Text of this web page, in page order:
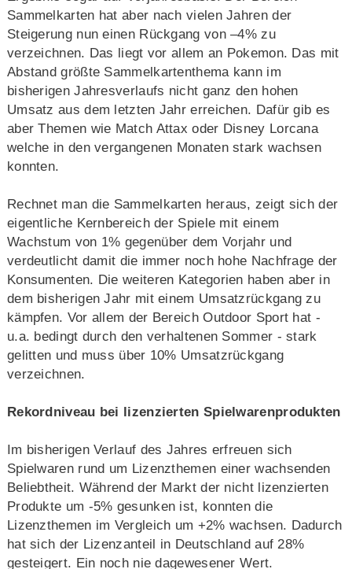
Sammelkarten hat aber nach vielen Jahren der
Steigerung nun einen Rückgang von –4% zu
verzeichnen. Das liegt vor allem an Pokemon. Das mit
Abstand größte Sammelkartenthema kann im
bisherigen Jahresverlaufs nicht ganz den hohen
Umsatz aus dem letzten Jahr erreichen. Dafür gib es
aber Themen wie Match Attax oder Disney Lorcana
welche in den vergangenen Monaten stark wachsen
konnten.
Rechnet man die Sammelkarten heraus, zeigt sich der
eigentliche Kernbereich der Spiele mit einem
Wachstum von 1% gegenüber dem Vorjahr und
verdeutlicht damit die immer noch hohe Nachfrage der
Konsumenten. Die weiteren Kategorien haben aber in
dem bisherigen Jahr mit einem Umsatzrückgang zu
kämpfen. Vor allem der Bereich Outdoor Sport hat -
u.a. bedingt durch den verhaltenen Sommer - stark
gelitten und muss über 10% Umsatzrückgang
verzeichnen.
Rekordniveau bei lizenzierten Spielwarenprodukten
Im bisherigen Verlauf des Jahres erfreuen sich
Spielwaren rund um Lizenzthemen einer wachsenden
Beliebtheit. Während der Markt der nicht lizenzierten
Produkte um -5% gesunken ist, konnten die
Lizenzthemen im Vergleich um +2% wachsen. Dadurch
hat sich der Lizenzanteil in Deutschland auf 28%
gesteigert. Ein noch nie dagewesener Wert.